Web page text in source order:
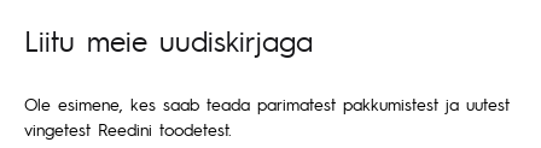
Liitu meie uudiskirjaga
Ole esimene, kes saab teada parimatest pakkumistest ja uutest
vingetest Reedini toodetest.